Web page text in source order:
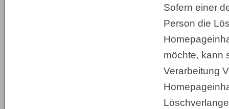
Sofern einer
Person die
möchte, kann
Verarbeitung